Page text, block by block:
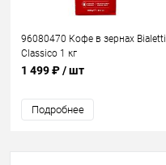
96080470 Кофе в зернах Bialetti
Classico 1 кг
1 499 ₽/ шт
Подробнее